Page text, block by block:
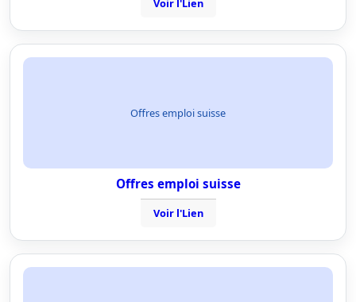
Voir l'Lien
Offres emploi suisse
Offres emploi suisse
Voir l'Lien